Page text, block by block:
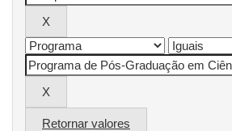
Retornar valores